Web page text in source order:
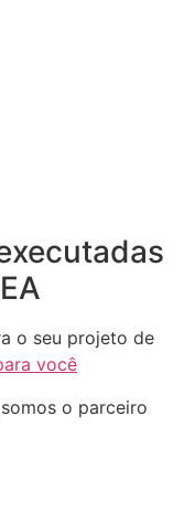
o seu projeto de
você
o parceiro